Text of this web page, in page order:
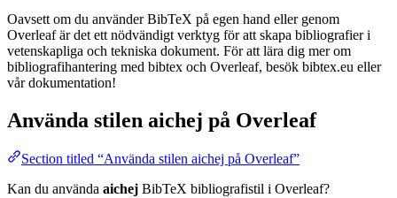
Oavsett om du använder BibTeX på egen hand eller genom
Overleaf är det ett nödvändigt verktyg för att skapa bibliografier i
vetenskapliga och tekniska dokument. För att lära dig mer om
bibliografihantering med bibtex och Overleaf, besök bibtex.eu eller
vår dokumentation!
Använda stilen aichej på Overleaf
Section titled “Använda stilen aichej på Overleaf”
Kan du använda aichej BibTeX bibliografistil i Overleaf?